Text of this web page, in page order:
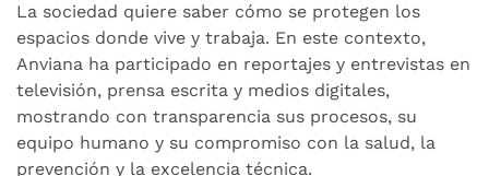
La sociedad quiere saber cómo se protegen los
espacios donde vive y trabaja. En este contexto,
Anviana ha participado en reportajes y entrevistas en
televisión, prensa escrita y medios digitales,
mostrando con transparencia sus procesos, su
equipo humano y su compromiso con la salud, la
prevención y la excelencia técnica.